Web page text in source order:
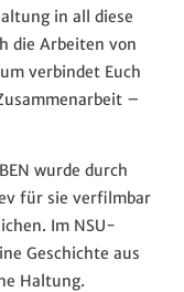
in all diese
die Arbeiten von
verbindet Euch
–
wurde durch
für sie verfilmbar
Im NSU-
Geschichte aus
Haltung.